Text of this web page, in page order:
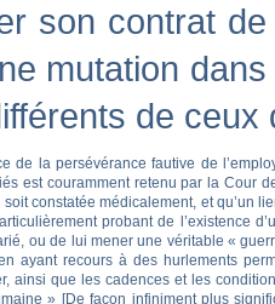
son contrat
mutation
de
de la persévérance fautive de
est couramment retenu par la Cour
constatée médicalement, et qu’un
probant de l’existence
ou de lui mener une véritable «
ayant recours à des hurlements
ainsi que les cadences et les
» [De façon infiniment plus